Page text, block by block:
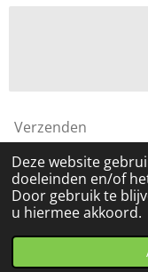
Deze website
doeleinden en/of
Door gebruik te
u hiermee akkoord.
Verzenden